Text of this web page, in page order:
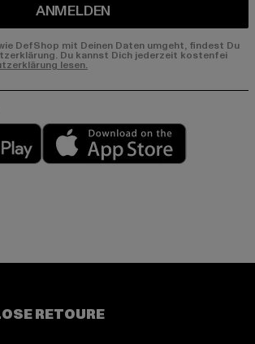
ANMELDEN
DefShop mit Deinen Daten umgeht, findest Du
Du kannst Dich jederzeit kostenfei
lesen.
Play market
RETOURE